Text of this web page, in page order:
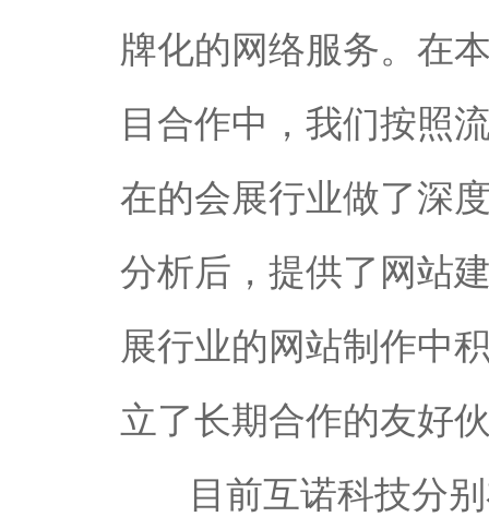
牌化的网络服务。在
目合作中，我们按照
在的会展行业做了深
分析后，提供了网站
展行业的网站制作中
立了长期合作的友好
目前互诺科技分别